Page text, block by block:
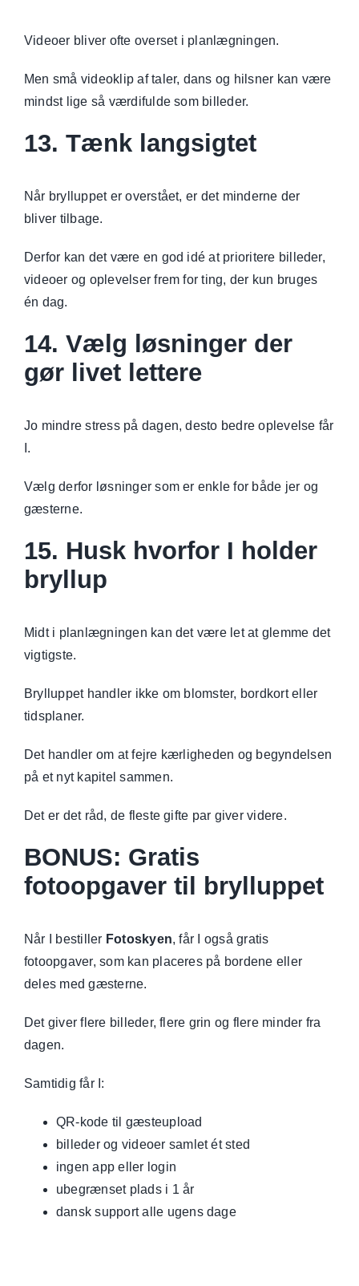
Videoer bliver ofte overset i planlægningen.
Men små videoklip af taler, dans og hilsner kan være
mindst lige så værdifulde som billeder.
13. Tænk langsigtet
Når brylluppet er overstået, er det minderne der
bliver tilbage.
Derfor kan det være en god idé at prioritere billeder,
videoer og oplevelser frem for ting, der kun bruges
én dag.
14. Vælg løsninger der
gør livet lettere
Jo mindre stress på dagen, desto bedre oplevelse får
I.
Vælg derfor løsninger som er enkle for både jer og
gæsterne.
15. Husk hvorfor I holder
bryllup
Midt i planlægningen kan det være let at glemme det
vigtigste.
Brylluppet handler ikke om blomster, bordkort eller
tidsplaner.
Det handler om at fejre kærligheden og begyndelsen
på et nyt kapitel sammen.
Det er det råd, de fleste gifte par giver videre.
BONUS: Gratis
fotoopgaver til brylluppet
Når I bestiller Fotoskyen, får I også gratis
fotoopgaver, som kan placeres på bordene eller
deles med gæsterne.
Det giver flere billeder, flere grin og flere minder fra
dagen.
Samtidig får I:
QR-kode til gæsteupload
billeder og videoer samlet ét sted
ingen app eller login
ubegrænset plads i 1 år
dansk support alle ugens dage